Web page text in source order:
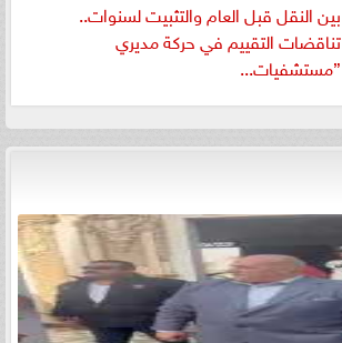
بين النقل قبل العام والتثبيت لسنوات..
تناقضات التقييم في حركة مديري
”مستشفيات...